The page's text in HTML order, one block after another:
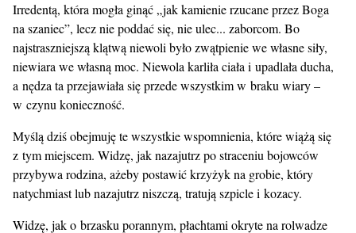
Irredentą, która mogła ginąć „jak kamienie rzucane przez Boga
na szaniec”, lecz nie poddać się, nie ulec... zaborcom. Bo
najstraszniejszą klątwą niewoli było zwątpienie we własne siły,
niewiara we własną moc. Niewola karliła ciała i upadlała ducha,
a nędza ta przejawiała się przede wszystkim w braku wiary –
w czynu konieczność.
Myślą dziś obejmuję te wszystkie wspomnienia, które wiążą się
z tym miejscem. Widzę, jak nazajutrz po straceniu bojowców
przybywa rodzina, ażeby postawić krzyżyk na grobie, który
natychmiast lub nazajutrz niszczą, tratują szpicle i kozacy.
Widzę, jak o brzasku porannym, płachtami okryte na rolwadze